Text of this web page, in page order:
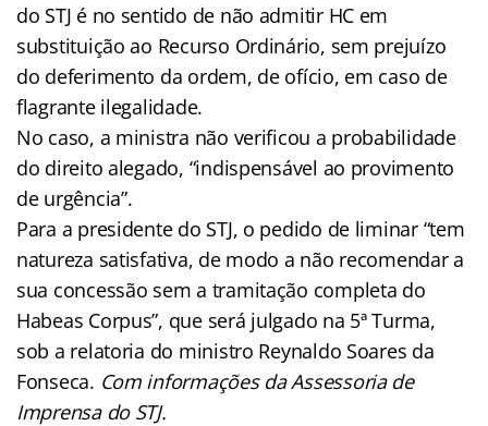
do STJ é no sentido de não admitir HC em
substituição ao Recurso Ordinário, sem prejuízo
do deferimento da ordem, de ofício, em caso de
flagrante ilegalidade.
No caso, a ministra não verificou a probabilidade
do direito alegado, “indispensável ao provimento
de urgência”.
Para a presidente do STJ, o pedido de liminar “tem
natureza satisfativa, de modo a não recomendar a
sua concessão sem a tramitação completa do
Habeas Corpus”, que será julgado na 5ª Turma,
sob a relatoria do ministro Reynaldo Soares da
Fonseca. Com informações da Assessoria de
Imprensa do STJ.